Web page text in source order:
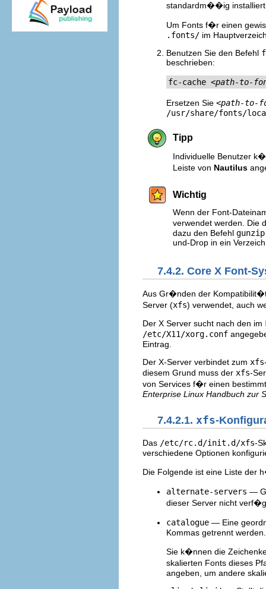
standardm��ig installiert
Um Fonts f�r einen
.fonts/ im
Benutzen Sie den Befehl
beschrieben:
fc-cache <path-to-
Ersetzen Sie <path-to-
/usr/share/fonts/
Tipp
Individuelle Benutzer
Leiste von Nautilus
Wichtig
Wenn der Font-
verwendet werden. Die
dazu den Befehl gunzip
und-Drop in ein
7.4.2. Core X Font-
Aus Gr�nden der
Server (xfs) verwendet, auch
Der X Server sucht nach den im
/etc/X11/xorg.conf
Eintrag.
Der X-Server verbindet zum xfs
diesem Grund muss der xfs-
von Services f�r einen
Enterprise Linux Handbuch zur
7.4.2.1. xfs-
Das /etc/rc.d/init.d/xfs-
verschiedene Optionen
Die Folgende ist eine Liste der
alternate-servers —
dieser Server nicht
catalogue — Eine
Kommas getrennt werden.
Sie k�nnen die
skalierten Fonts dieses
angeben, um andere